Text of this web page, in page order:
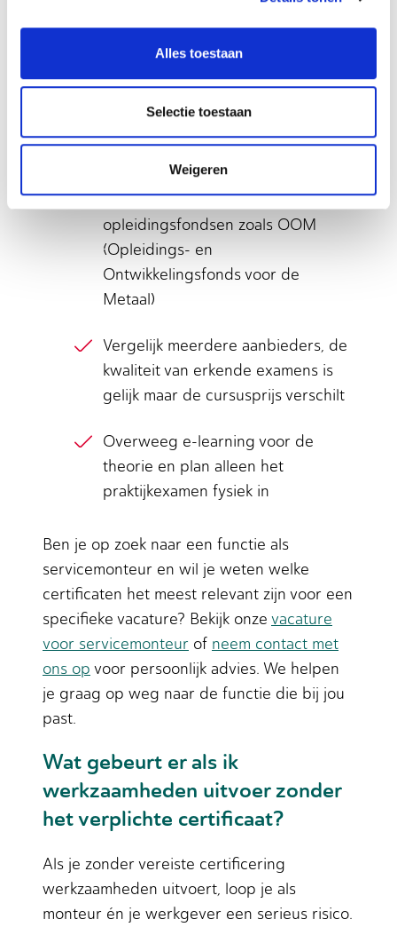
Alles toestaan
Selectie toestaan
Weigeren
Vraag je werkgever om de
certificaatkosten te vergoeden, dit
Kijk naar subsidies via het SLIM-
fonds of sectorale
opleidingsfondsen zoals OOM
(Opleidings- en
Ontwikkelingsfonds voor de
Metaal)
Vergelijk meerdere aanbieders, de
kwaliteit van erkende examens is
gelijk maar de cursusprijs verschilt
Overweeg e-learning voor de
theorie en plan alleen het
praktijkexamen fysiek in
Ben je op zoek naar een functie als
servicemonteur en wil je weten welke
certificaten het meest relevant zijn voor een
specifieke vacature? Bekijk onze vacature
voor servicemonteur of neem contact met
ons op voor persoonlijk advies. We helpen
je graag op weg naar de functie die bij jou
past.
Wat gebeurt er als ik
werkzaamheden uitvoer zonder
het verplichte certificaat?
Als je zonder vereiste certificering
werkzaamheden uitvoert, loop je als
monteur én je werkgever een serieus risico.